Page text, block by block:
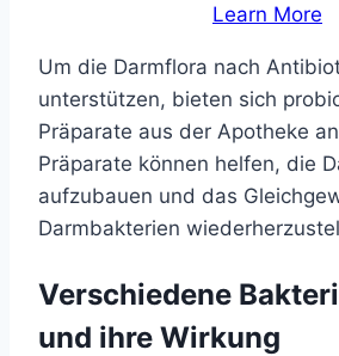
Learn More
Um die Darmflora nach
unterstützen, bieten sich
Präparate aus der Apotheke
Präparate können helfen, die
aufzubauen und das
Darmbakterien
Verschiedene
und ihre Wirkung